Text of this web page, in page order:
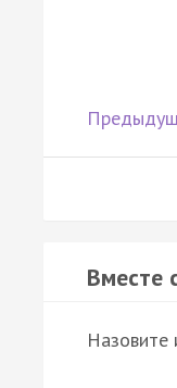
Вместе
Назовите